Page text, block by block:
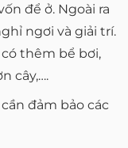
để ở. Ngoài ra
ngơi và giải trí.
thêm bể bơi,
cây,….
đảm bảo các